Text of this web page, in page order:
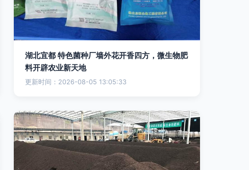
湖北宜都 特色菌种厂墙外花开香四方，微生物肥
料开辟农业新天地
更新时间：2026-08-05 13:05:33